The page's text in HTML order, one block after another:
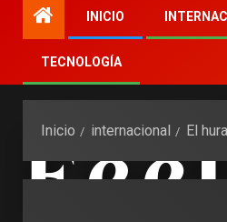
INICIO
TECNOLOGÍA
Inicio internacional El